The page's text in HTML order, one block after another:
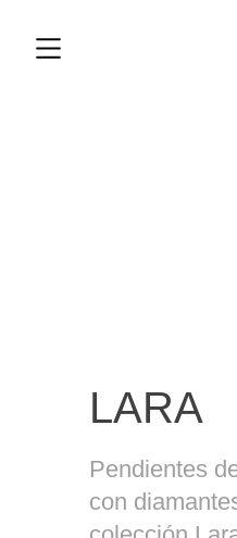
LARA
Pendientes
con